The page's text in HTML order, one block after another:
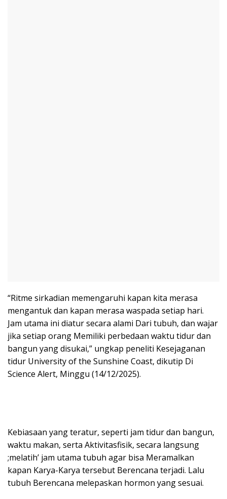
“Ritme sirkadian memengaruhi kapan kita merasa
mengantuk dan kapan merasa waspada setiap hari.
Jam utama ini diatur secara alami Dari tubuh, dan wajar
jika setiap orang Memiliki perbedaan waktu tidur dan
bangun yang disukai,” ungkap peneliti Kesejaganan
tidur University of the Sunshine Coast, dikutip Di
Science Alert, Minggu (14/12/2025).
Kebiasaan yang teratur, seperti jam tidur dan bangun,
waktu makan, serta Aktivitasfisik, secara langsung
;melatih’ jam utama tubuh agar bisa Meramalkan
kapan Karya-Karya tersebut Berencana terjadi. Lalu
tubuh Berencana melepaskan hormon yang sesuai.